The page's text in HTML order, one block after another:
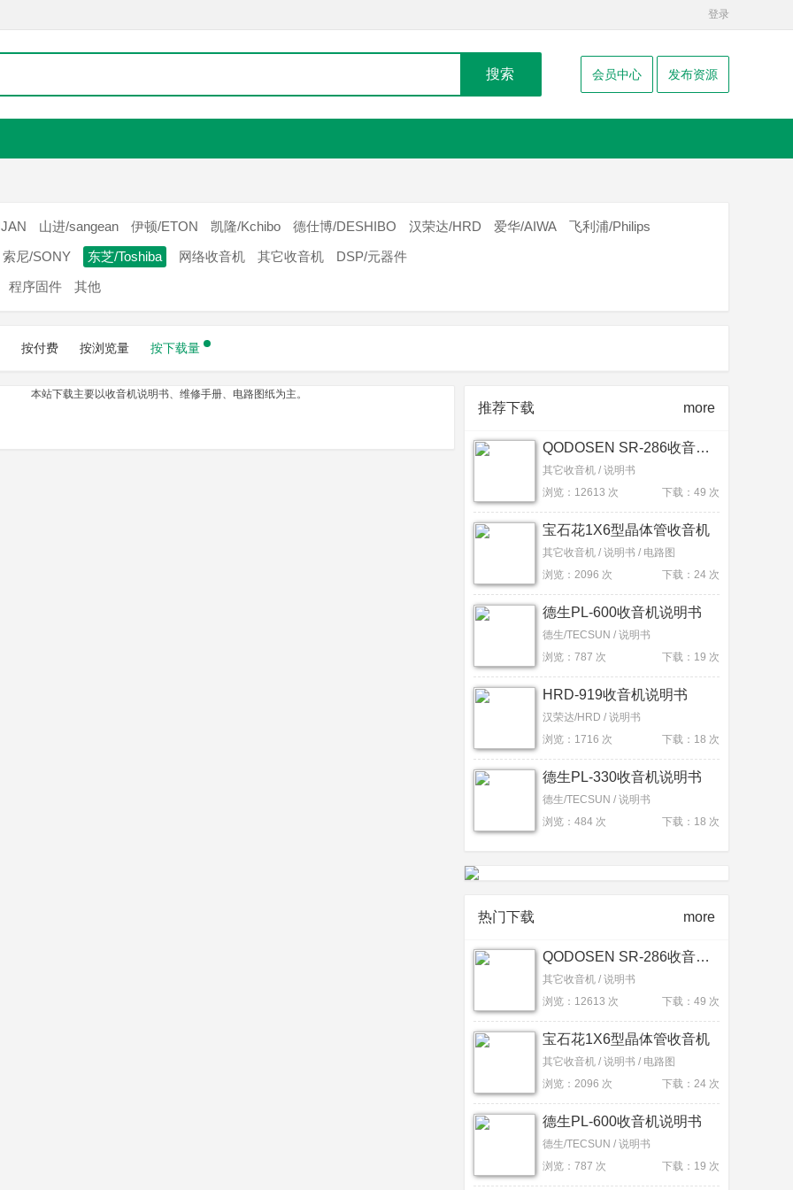
登录
搜索 会员中心 发布资源
山进/sangean 伊顿/ETON 凯隆/Kchibo 德仕博/DESHIBO 汉荣达/HRD 爱华/AIWA
飞利浦/Philips
索尼/SONY 东芝/Toshiba 网络收音机 其它收音机
DSP/元器件
程序固件 其他
按付费 按浏览量 按下载量
本站下载主要以收音机说明书、维修手册、电路图纸为主。
推荐下载 more
QODOSEN SR-286收音机说明书
其它收音机 / 说明书
浏览：12613 次
下载：49 次
宝石花1X6型晶体管收音机
其它收音机 / 说明书 / 电路图
浏览：2096 次
下载：24 次
德生PL-600收音机说明书
德生/TECSUN / 说明书
浏览：787 次
下载：19 次
HRD-919收音机说明书
汉荣达/HRD / 说明书
浏览：1716 次
下载：18 次
德生PL-330收音机说明书
德生/TECSUN / 说明书
浏览：484 次
下载：18 次
热门下载 more
QODOSEN SR-286收音机说明书
其它收音机 / 说明书
浏览：12613 次
下载：49 次
宝石花1X6型晶体管收音机
其它收音机 / 说明书 / 电路图
浏览：2096 次
下载：24 次
德生PL-600收音机说明书
德生/TECSUN / 说明书
浏览：787 次
下载：19 次